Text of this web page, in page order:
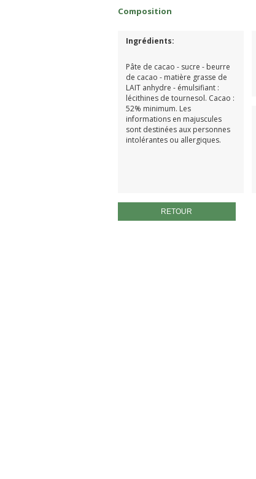
Composition
Ingrédients:
Pâte de cacao - sucre - beurre
de cacao - matière grasse de
LAIT anhydre - émulsifiant :
lécithines de tournesol. Cacao :
52% minimum. Les
informations en majuscules
sont destinées aux personnes
intolérantes ou allergiques.
RETOUR